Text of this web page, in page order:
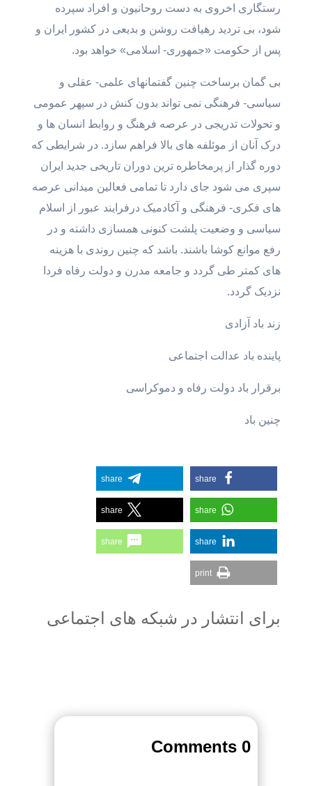
رستگاری اخروی به دست روحانیون و افراد سپرده
شود، بی تردید رهیافت روشن و بدیعی در کشور ایران و
پس از حکومت «جمهوری- اسلامی» خواهد بود.
بی گمان برساخت چنین گفتمانهای علمی- عقلی و
سیاسی- فرهنگی نمی تواند بدون کنش در سپهر عمومی
و تحولات تدریجی در عرصه فرهنگ و روابط انسان ها و
درک آنان از موئلفه های بالا فراهم سازد. در شرایطی که
دوره گذار از پرمخاطره ترین دوران تاریخی جدید ایران
سپری می شود جای دارد تا تمامی فعالین میدانی عرصه
های فکری- فرهنگی و آکادمیک درفرایند عبور از اسلام
سیاسی و وضعیت پلشت کنونی همسازی داشته و در
رفع موانع کوشا باشند. باشد که چنین روندی با هزینه
های کمتر طی گردد و جامعه مدرن و دولت رفاه فردا
نزدیک گردد.
زند باد آزادی
پاینده باد عدالت اجتماعی
برقرار باد دولت رفاه و دموکراسی
چنین باد
share
share
share
share
share
share
print
برای انتشار در شبکه های اجتماعی
0 Comments